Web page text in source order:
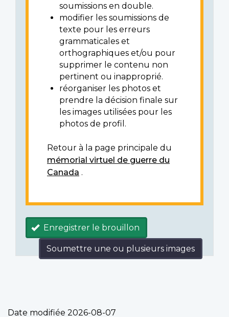
soumissions en double.
modifier les soumissions de
texte pour les erreurs
grammaticales et
orthographiques et/ou pour
supprimer le contenu non
pertinent ou inapproprié.
réorganiser les photos et
prendre la décision finale sur
les images utilisées pour les
photos de profil.
Retour à la page principale du
mémorial virtuel de guerre du
Canada .
Enregistrer le brouillon
Soumettre une ou plusieurs images
Date modifiée 2026-08-07